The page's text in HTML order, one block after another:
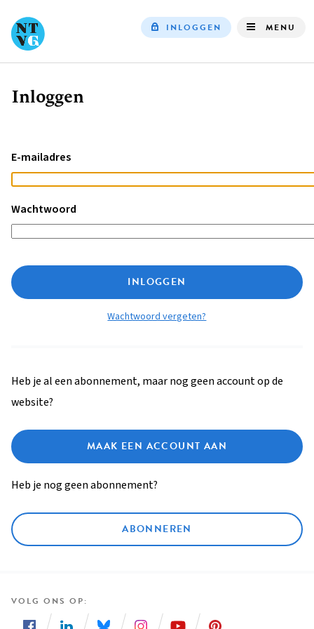
INLOGGEN MENU
Kruimelpad
Inloggen
E-mailadres
Wachtwoord
INLOGGEN
Wachtwoord vergeten?
Heb je al een abonnement, maar nog geen account op de
website?
MAAK EEN ACCOUNT AAN
Heb je nog geen abonnement?
ABONNEREN
VOLG ONS OP